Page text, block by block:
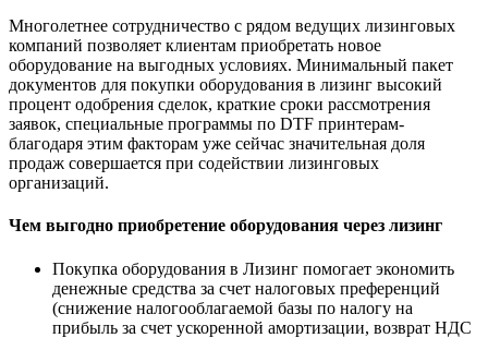
Многолетнее сотрудничество с рядом ведущих лизинговых
компаний позволяет клиентам приобретать новое
оборудование на выгодных условиях. Минимальный пакет
документов для покупки оборудования в лизинг высокий
процент одобрения сделок, краткие сроки рассмотрения
заявок, специальные программы по DTF принтерам-
благодаря этим факторам уже сейчас значительная доля
продаж совершается при содействии лизинговых
организаций.
Чем выгодно приобретение оборудования через лизинг
Покупка оборудования в Лизинг помогает экономить
денежные средства за счет налоговых преференций
(снижение налогооблагаемой базы по налогу на
прибыль за счет ускоренной амортизации, возврат НДС